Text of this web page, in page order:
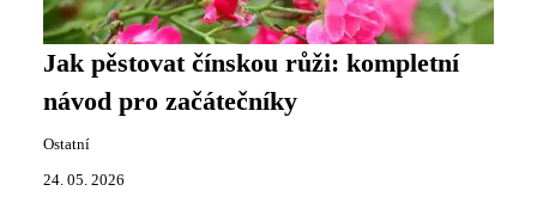
Jak pěstovat čínskou růži: kompletní
návod pro začátečníky
Ostatní
24. 05. 2026